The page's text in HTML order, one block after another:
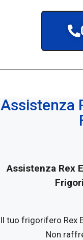
Assistenza
Assistenza Rex
Il tuo frigorifero Rex
Non